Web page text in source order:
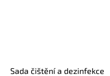
Sada čištění a dezinfekce